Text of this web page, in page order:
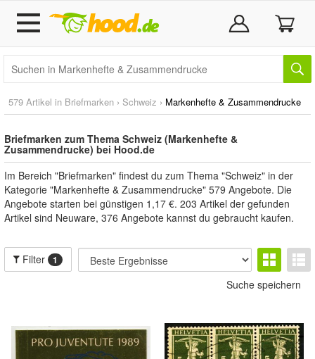
579 Artikel in Briefmarken › Schweiz › Markenhefte & Zusammendrucke
Briefmarken zum Thema Schweiz (Markenhefte &
Zusammendrucke) bei Hood.de
Im Bereich "Briefmarken" findest du zum Thema "Schweiz" in der
Kategorie "Markenhefte & Zusammendrucke" 579 Angebote. Die
Angebote starten bei günstigen 1,17 €. 203 Artikel der gefunden
Artikel sind Neuware, 376 Angebote kannst du gebraucht kaufen.
Filter 1
Suche speichern